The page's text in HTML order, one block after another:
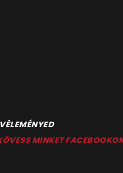
MINKET